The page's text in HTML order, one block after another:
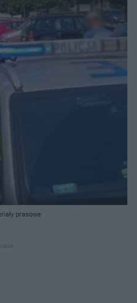
prasowe